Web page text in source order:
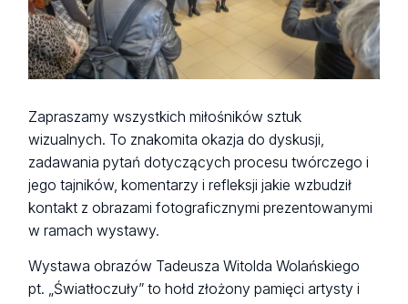
Zapraszamy wszystkich miłośników sztuk
wizualnych. To znakomita okazja do dyskusji,
zadawania pytań dotyczących procesu twórczego i
jego tajników, komentarzy i refleksji jakie wzbudził
kontakt z obrazami fotograficznymi prezentowanymi
w ramach wystawy.
Wystawa obrazów Tadeusza Witolda Wolańskiego
pt. „Światłoczuły” to hołd złożony pamięci artysty i